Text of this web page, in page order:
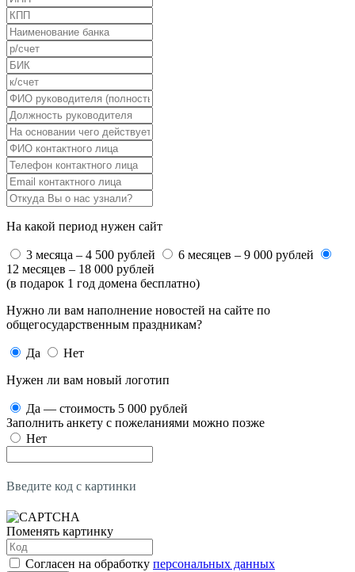
На какой период нужен сайт
3 месяца – 4 500 рублей
6 месяцев – 9 000 рублей
12 месяцев – 18 000 рублей
(в подарок 1 год домена бесплатно)
Нужно ли вам наполнение новостей на сайте по
общегосударственным праздникам?
Да
Нет
Нужен ли вам новый логотип
Да — стоимость 5 000 рублей
Заполнить анкету с пожеланиями можно позже
Нет
Введите код с картинки
Поменять картинку
Согласен на обработку персональных данных